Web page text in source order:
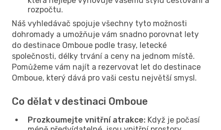
rozpočtu.
Náš vyhledávač spojuje všechny tyto možnosti
dohromady a umožňuje vám snadno porovnat lety
do destinace Omboue podle trasy, letecké
společnosti, délky trvání a ceny na jednom místě.
Pomůžeme vám najít a rezervovat let do destinace
Omboue, který dává pro vaši cestu největší smysl.
Co dělat v destinaci Omboue
Prozkoumejte vnitřní atrakce: Když je počasí